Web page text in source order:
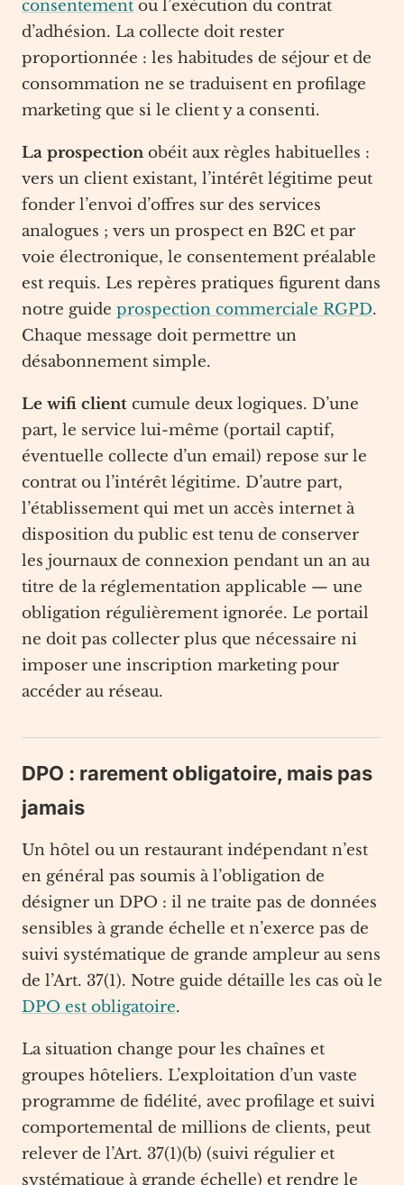
consentement ou l’exécution du contrat
d’adhésion. La collecte doit rester
proportionnée : les habitudes de séjour et de
consommation ne se traduisent en profilage
marketing que si le client y a consenti.
La prospection obéit aux règles habituelles :
vers un client existant, l’intérêt légitime peut
fonder l’envoi d’offres sur des services
analogues ; vers un prospect en B2C et par
voie électronique, le consentement préalable
est requis. Les repères pratiques figurent dans
notre guide prospection commerciale RGPD.
Chaque message doit permettre un
désabonnement simple.
Le wifi client cumule deux logiques. D’une
part, le service lui-même (portail captif,
éventuelle collecte d’un email) repose sur le
contrat ou l’intérêt légitime. D’autre part,
l’établissement qui met un accès internet à
disposition du public est tenu de conserver
les journaux de connexion pendant un an au
titre de la réglementation applicable — une
obligation régulièrement ignorée. Le portail
ne doit pas collecter plus que nécessaire ni
imposer une inscription marketing pour
accéder au réseau.
DPO : rarement obligatoire, mais pas
jamais
Un hôtel ou un restaurant indépendant n’est
en général pas soumis à l’obligation de
désigner un DPO : il ne traite pas de données
sensibles à grande échelle et n’exerce pas de
suivi systématique de grande ampleur au sens
de l’Art. 37(1). Notre guide détaille les cas où le
DPO est obligatoire.
La situation change pour les chaînes et
groupes hôteliers. L’exploitation d’un vaste
programme de fidélité, avec profilage et suivi
comportemental de millions de clients, peut
relever de l’Art. 37(1)(b) (suivi régulier et
systématique à grande échelle) et rendre le